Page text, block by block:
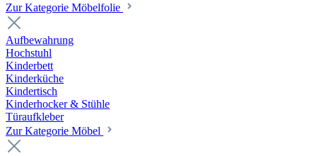
Zur Kategorie Möbelfolie
Aufbewahrung
Hochstuhl
Kinderbett
Kinderküche
Kindertisch
Kinderhocker & Stühle
Türaufkleber
Zur Kategorie Möbel